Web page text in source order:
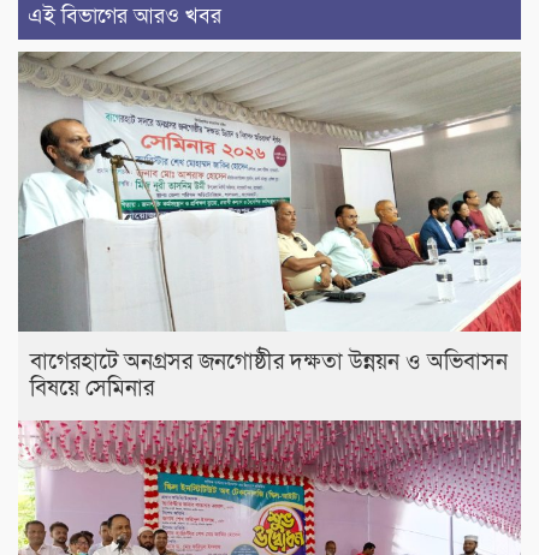
এই বিভাগের আরও খবর
বাগেরহাটে অনগ্রসর জনগোষ্ঠীর দক্ষতা উন্নয়ন ও অভিবাসন
বিষয়ে সেমিনার